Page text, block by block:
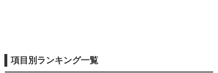
項目別ランキング一覧